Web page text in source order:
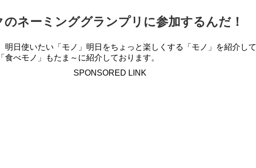
のネーミンググランプリに参加するんだ！
明日使いたい「モノ」明日をちょっと楽しくする「モノ」を紹介して
食べモノ」もたま～に紹介しております。
SPONSORED LINK